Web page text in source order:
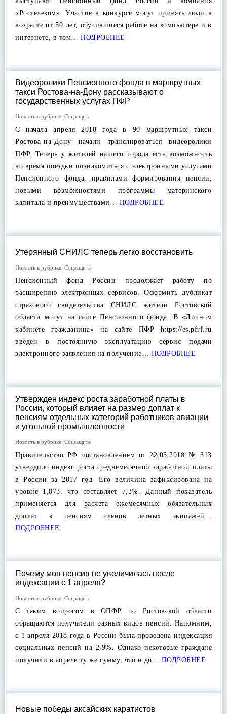
«Ростелеком». Участие в конкурсе могут принять люди в
возрасте от 50 лет, обучившиеся работе на компьютере и в
интернете, в том… ПОДРОБНЕЕ
Видеоролики Пенсионного фонда в маршрутных
такси Ростова-на-Дону рассказывают о
государственных услугах ПФР
Новость в рубрике: Соцзащита
С начала апреля 2018 года в 90 маршрутных такси
Ростова-на-Дону начали транслироваться видеоролики
ПФР. Теперь у жителей нашего города есть возможность
во время поездки познакомиться с электронными услугами
Пенсионного фонда, правилами формирования пенсии,
новыми возможностями программы материнского
капитала и преимуществами… ПОДРОБНЕЕ
Утерянный СНИЛС теперь легко восстановить
Новость в рубрике: Соцзащита
Пенсионный фонд России продолжает работу по
расширению электронных сервисов. Оформить дубликат
страхового свидетельства СНИЛС жители Ростовской
области могут на сайте Пенсионного фонда. В «Личном
кабинете гражданина» на сайте ПФР https://es.pfrf.ru
введен в постоянную эксплуатацию сервис подачи
электронного заявления на получение… ПОДРОБНЕЕ
Утвержден индекс роста заработной платы в
России, который влияет на размер доплат к
пенсиям отдельных категорий работников авиации
и угольной промышленности
Новость в рубрике: Соцзащита
Правительство РФ постановлением от 22.03.2018 № 313
утвердило индекс роста среднемесячной заработной платы
в России за 2017 год. Его величина зафиксирована на
уровне 1,073, что составляет 7,3%. Данный показатель
применяется для расчета ежемесячных обязательных
доплат к пенсиям членов летных экипажей…
ПОДРОБНЕЕ
Почему моя пенсия не увеличилась после
индексации с 1 апреля?
Новость в рубрике: Соцзащита
С таким вопросом в ОПФР по Ростовской области
обращаются получатели разных видов пенсий. Напомним,
с 1 апреля 2018 года в России была проведена индексация
социальных пенсий на 2,9%. Однако некоторые граждане
получили в апреле ту же сумму, что и до… ПОДРОБНЕЕ
Новые победы аксайских каратистов